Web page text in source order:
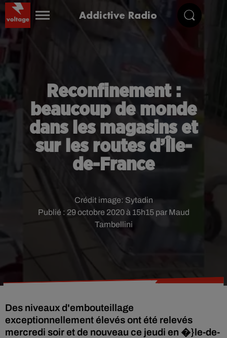
Addictive Radio
Reconfinement :
beaucoup de monde
dans les magasins et
sur les routes d’Île-
de-France
Publié : 29 octobre 2020 à 15h15 par Maud
Tambellini
Crédit image: Sytadin
Des niveaux d'embouteillage
exceptionnellement élevés ont été relevés
mercredi soir et de nouveau ce jeudi en �}le-de-